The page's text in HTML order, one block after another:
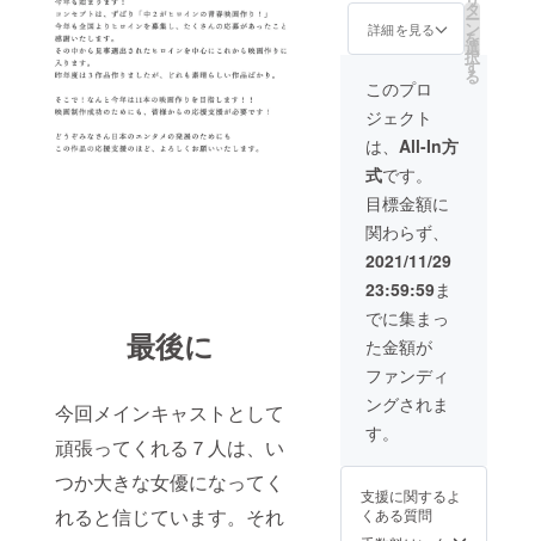
最後に
今回メインキャストとして
頑張ってくれる７人は、い
つか大きな女優になってく
れると信じています。それ
ン、加
瀬モモ
井六
AZUSA
、千歳
ゆう】
を指し
ます。
その他
のゲス
トキャ
含まれ
ませ
ん。
立つと
ころに
きま
す）
（1個
2000円
相当の
お弁当×
キャス
ト、ス
タッフ
分） ・
本編
DVD（
本編＋
メイキ
ング）
・キャ
スト全
員のお
の購入
者共通
になり
ます）
実績と
してお
役立て
くださ
い。 ・
2021年
12月中
に、監
督・山
本陽将
とのオ
ンライ
ン打ち
合わせ
を一回
以上行
いま
す。打
ち合わ
せで頂
いたご
意見を
できる
はない
ので、
詳細を見る
タ
ー
ン
を
選
択
す
る
このプロ
ジェクト
は、 All-In方
式です。
目標金額に
関わらず、
2021/11/29
23:59:59ま
でに集まっ
た金額が
ファンディ
ングされま
す。
支援に関するよ
くある質問